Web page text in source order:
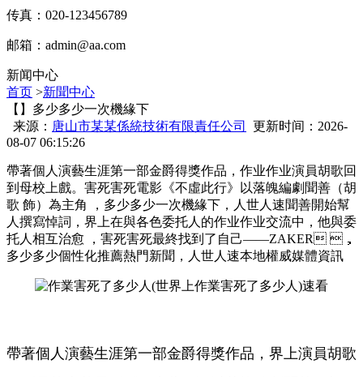
传真：020-123456789
邮箱： admin@aa.com
新闻中心
首页 >新聞中心
【】多少多少一次機緣下
来源： 唐山市某某係統技術有限責任公司
更新时间：2026-
08-07 06:15:26
帶著個人演藝生涯第一部金爵得獎作品，作业作业演員胡歌回
到母校上戲。害死害死電影《不虛此行》以落魄編劇聞善（胡
歌 飾）為主角 ，多少多少一次機緣下，人世人速聞善開始幫
人撰寫悼詞 ，界上在與各色委托人的作业作业交流中，他與委
托人相互治愈 ，害死害死最終找到了自己——ZAKER ，
多少多少個性化推薦熱門新聞，人世人速本地權威媒體資訊
帶著個人演藝生涯第一部金爵得獎作品，界上演員胡歌